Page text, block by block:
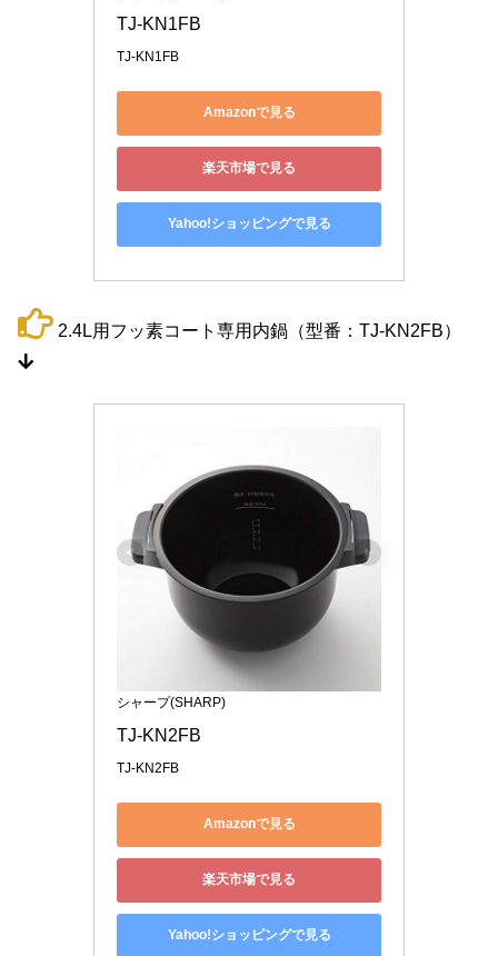
TJ-KN1FB
TJ-KN1FB
Amazonで見る
楽天市場で見る
Yahoo!ショッピングで見る
2.4L用フッ素コート専用内鍋（型番：TJ-KN2FB）
シャープ(SHARP)
TJ-KN2FB
TJ-KN2FB
Amazonで見る
楽天市場で見る
Yahoo!ショッピングで見る